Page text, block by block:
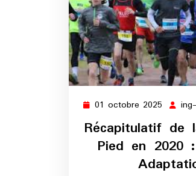
01 octobre 2025 01
octobre
2025
Récapitulatif de
Pied en 2020